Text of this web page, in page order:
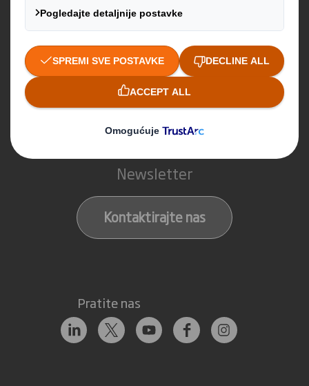
Proizvodi od papira
Usluge recikliranja
Newsletter
Kontaktirajte nas
Pratite nas